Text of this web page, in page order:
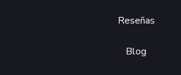
Reseñas
Blog